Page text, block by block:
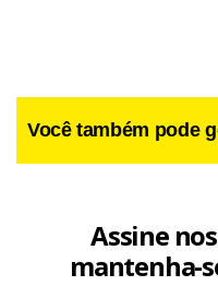
Você também pode
Assine
mantenha-